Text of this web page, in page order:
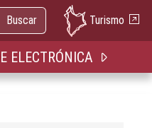
Buscar Turismo
ELECTRÓNICA